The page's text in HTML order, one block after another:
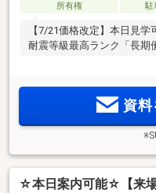
所有権
駐
【7/21価格改定】本日見学
耐震等級最高ランク「長期
資
☆本日案内可能☆【来